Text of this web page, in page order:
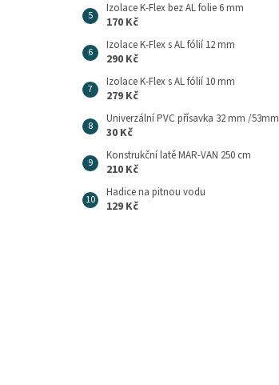
Izolace K-Flex bez AL folie 6 mm
170 Kč
Izolace K-Flex s AL fólií 12 mm
290 Kč
Izolace K-Flex s AL fólií 10 mm
279 Kč
Univerzální PVC přísavka 32 mm /53mm
30 Kč
Konstrukční latě MAR-VAN 250 cm
210 Kč
Hadice na pitnou vodu
129 Kč